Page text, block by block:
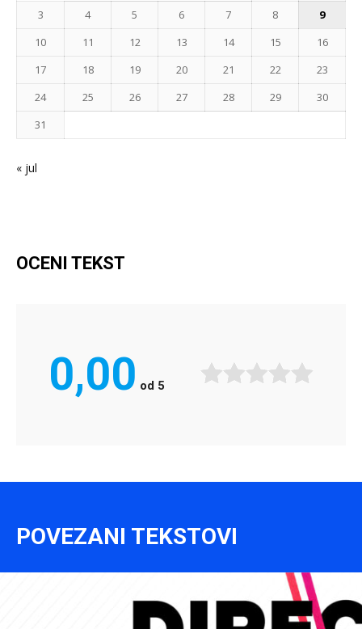
3
4 5 6 7 8
9
10
11 12 13 14 15
16
17
18 19 20 21 22
23
24
25 26 27 28 29
30
31
« jul
OCENI TEKST
0,00 od 5
POVEZANI TEKSTOVI